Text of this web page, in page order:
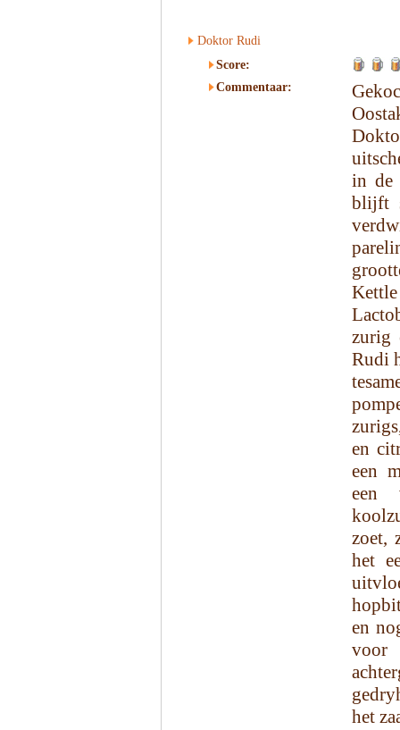
Doktor Rudi
Score:
Commentaar:
in de
blijft
zurig
Rudi
en
een
een
zoet,
het
en
voor
het